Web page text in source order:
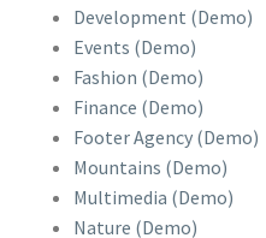
Development (Demo)
Events (Demo)
Fashion (Demo)
Finance (Demo)
Footer Agency (Demo)
Mountains (Demo)
Multimedia (Demo)
Nature (Demo)